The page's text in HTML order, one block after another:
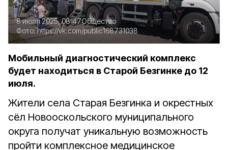
8 июля 2025, 08:47Общество
Фото:https://vk.com/public168731038
Мобильный диагностический комплекс
будет находиться в Старой Безгинке до 12
июля.
Жители села Старая Безгинка и окрестных
сёл Новооскольского муниципального
округа получат уникальную возможность
пройти комплексное медицинское